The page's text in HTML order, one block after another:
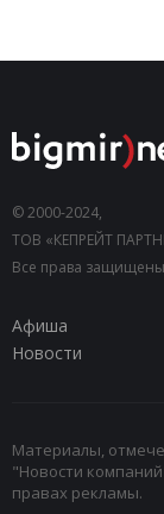
© 2000-2024,
ТОВ «КЕПРЕЙТ
Все права
Афиша
Новости
Материалы,
"Новости
правах рекламы.